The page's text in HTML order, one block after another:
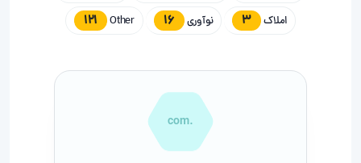
املاک 3 نوآوری 16
Other
121
.com